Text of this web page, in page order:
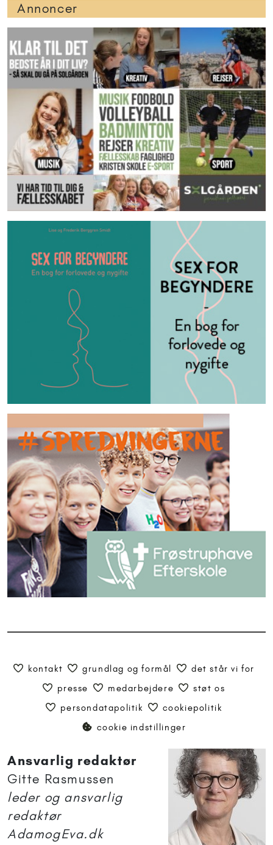
Annoncer
kontakt grundlag og formål
det står vi for
presse
medarbejdere
støt os
persondatapolitik
cookiepolitik
cookie indstillinger
Ansvarlig redaktør
Gitte Rasmussen
leder og ansvarlig
redaktør
AdamogEva.dk